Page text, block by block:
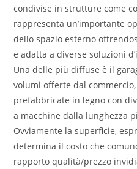
condivise in strutture come
rappresenta un’importante
dello spazio esterno
e adatta a diverse soluzioni
Una delle più diffuse è il
volumi offerte dal
prefabbricate in legno con
a macchine dalla lunghezza
Ovviamente la superficie,
determina il costo che
rapporto qualità/prezzo